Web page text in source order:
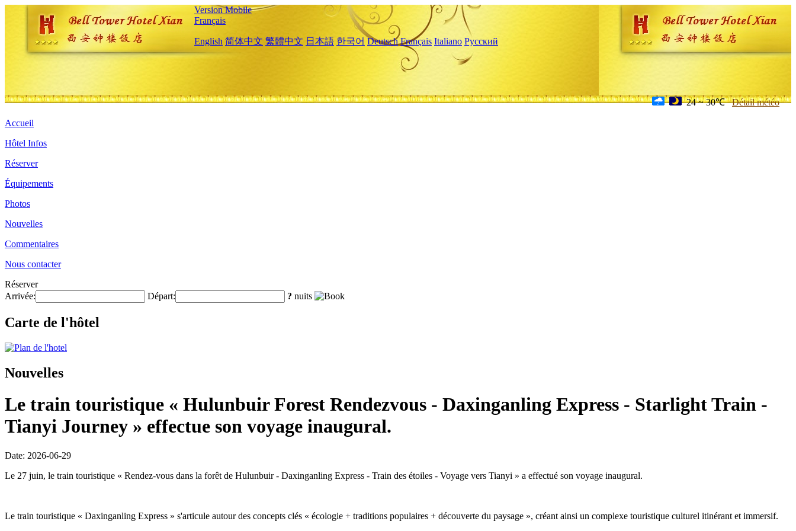
Version Mobile
Français
English 简体中文 繁體中文 日本語 한국어 Deutsch Français Italiano Русский
24 ~ 30℃ Détail météo
Accueil
Hôtel Infos
Réserver
Équipements
Photos
Nouvelles
Commentaires
Nous contacter
Réserver
Arrivée:
Départ: ? nuits
Carte de l'hôtel
Nouvelles
Le train touristique « Hulunbuir Forest Rendezvous - Daxinganling Express - Starlight Train -
Tianyi Journey » effectue son voyage inaugural.
Date: 2026-06-29
Le 27 juin, le train touristique « Rendez-vous dans la forêt de Hulunbuir - Daxinganling Express - Train des étoiles - Voyage vers Tianyi » a effectué son voyage inaugural.
Le train touristique « Daxinganling Express » s'articule autour des concepts clés « écologie + traditions populaires + découverte du paysage », créant ainsi un complexe touristique culturel itinérant et immersif.